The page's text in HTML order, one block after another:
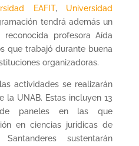
EAFIT, Universidad
tendrá además un
profesora Aída
que trabajó durante buena
organizadoras.
actividades se realizarán
la UNAB. Estas incluyen 13
de paneles en las que
en ciencias jurídicas de
sustentarán